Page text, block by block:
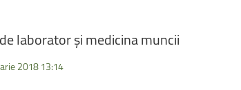
delaboratorșimedicinamuncii
2018 13:14